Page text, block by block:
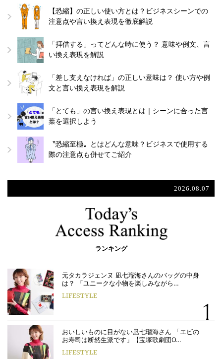
【恐縮】の正しい使い方とは？ビジネスシーンでの
注意点や言い換え表現を徹底解説
「拝借する」ってどんな時に使う？ 意味や例文、言
い換え表現を解説
「差し支えなければ」の正しい意味は？ 使い方や例
文と言い換え表現を解説
「とても」の言い換え表現とは｜シーンに合った言
葉を選択しよう
〝恐縮至極〟とはどんな意味？ビジネスで使用する
際の注意点も併せてご紹介
2026.08.07
ランキング
元タカラジェンヌ 凪七瑠海さんのバッグの中身
は？ 「ユニークな小物を楽しみながら…
LIFESTYLE
おいしいものに目がない凪七瑠海さん 「エビの
お寿司は断然生派です」【宝塚歌劇団O…
LIFESTYLE